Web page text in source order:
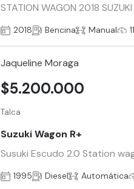
STATION WAGON 2018
2018 Bencina Manual
Jaqueline Moraga
Talca
Suzuki Wagon R+
Susuki Escudo 2.0 Station
$5.200.000
1995 Diesel Automática